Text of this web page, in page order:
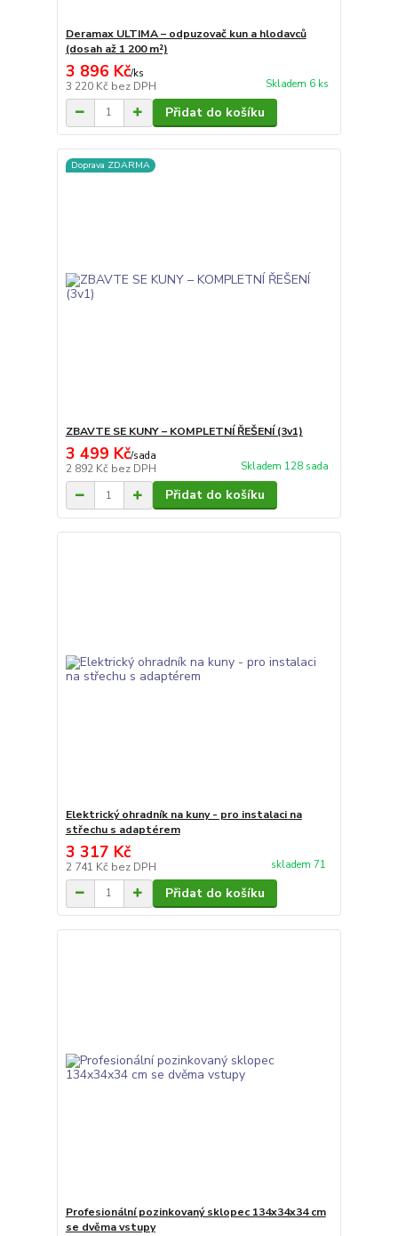
Deramax ULTIMA – odpuzovač kun a hlodavců
(dosah až 1 200 m²)
3 896 Kč/ks
3 220 Kč bez DPH Skladem 6 ks
Přidat do košíku
Doprava ZDARMA
ZBAVTE SE KUNY – KOMPLETNÍ ŘEŠENÍ (3v1)
3 499 Kč/sada
2 892 Kč bez DPH Skladem 128 sada
Přidat do košíku
Elektrický ohradník na kuny - pro instalaci na
střechu s adaptérem
3 317 Kč
2 741 Kč bez DPH skladem 71
Přidat do košíku
Profesionální pozinkovaný sklopec 134x34x34 cm
se dvěma vstupy